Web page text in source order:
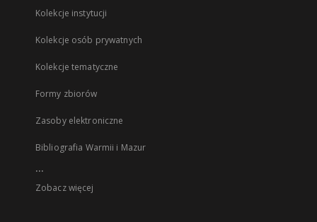
Kolekcje instytucji
Kolekcje osób prywatnych
Kolekcje tematyczne
Formy zbiorów
Zasoby elektroniczne
Bibliografia Warmii i Mazur
...
Zobacz więcej